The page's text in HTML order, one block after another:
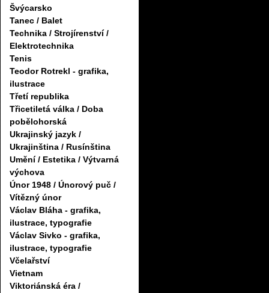
Švýcarsko
Tanec / Balet
Technika / Strojírenství /
Elektrotechnika
Tenis
Teodor Rotrekl - grafika,
ilustrace
Třetí republika
Třicetiletá válka / Doba
pobělohorská
Ukrajinský jazyk /
Ukrajinština / Rusínština
Umění / Estetika / Výtvarná
výchova
Únor 1948 / Únorový puč /
Vítězný únor
Václav Bláha - grafika,
ilustrace, typografie
Václav Sivko - grafika,
ilustrace, typografie
Včelařství
Vietnam
Viktoriánská éra /